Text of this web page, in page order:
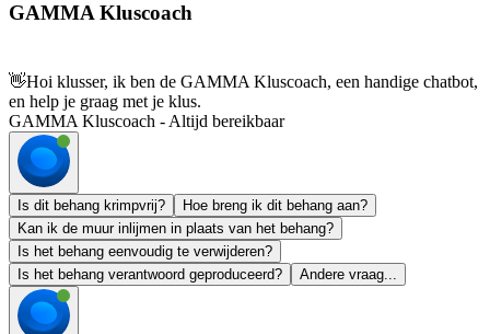
GAMMA Kluscoach
👋Hoi klusser, ik ben de GAMMA Kluscoach, een handige chatbot,
en help je graag met je klus.
GAMMA Kluscoach - Altijd bereikbaar
Is dit behang krimpvrij?
Hoe breng ik dit behang aan?
Kan ik de muur inlijmen in plaats van het behang?
Is het behang eenvoudig te verwijderen?
Is het behang verantwoord geproduceerd?
Andere vraag...